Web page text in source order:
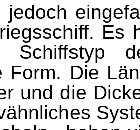
jedoch
Es
Schiffstyp
Form. Die
und die